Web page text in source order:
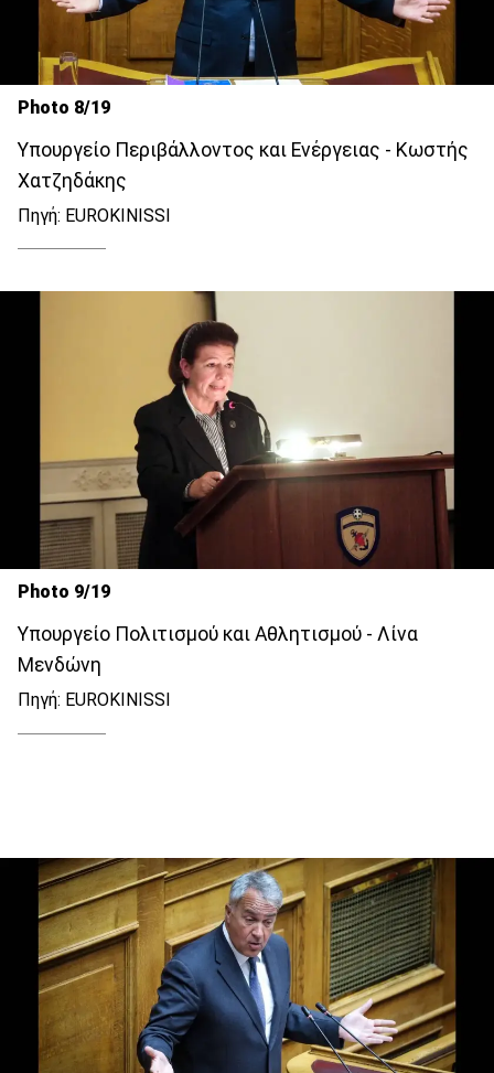
Photo 8/19
Υπουργείο Περιβάλλοντος και Ενέργειας - Κωστής
Χατζηδάκης
Πηγή: EUROKINISSI
Photo 9/19
Υπουργείο Πολιτισμού και Αθλητισμού - Λίνα
Μενδώνη
Πηγή: EUROKINISSI